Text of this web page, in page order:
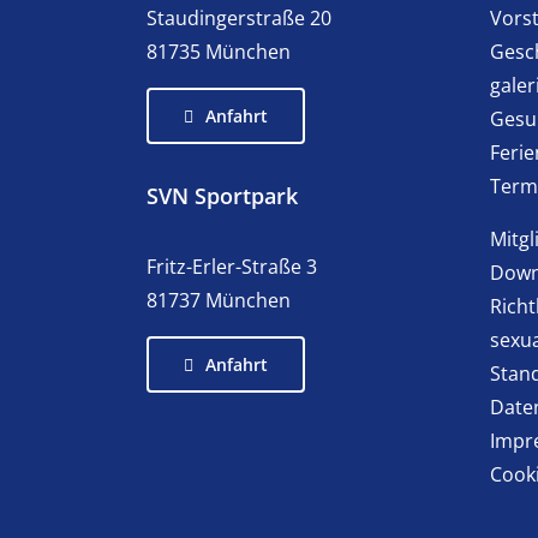
Staudingerstraße 20
81735 München
Anfahrt
SVN Sportpark
Fritz-Erler-Straße 3
81737 München
Anfahrt